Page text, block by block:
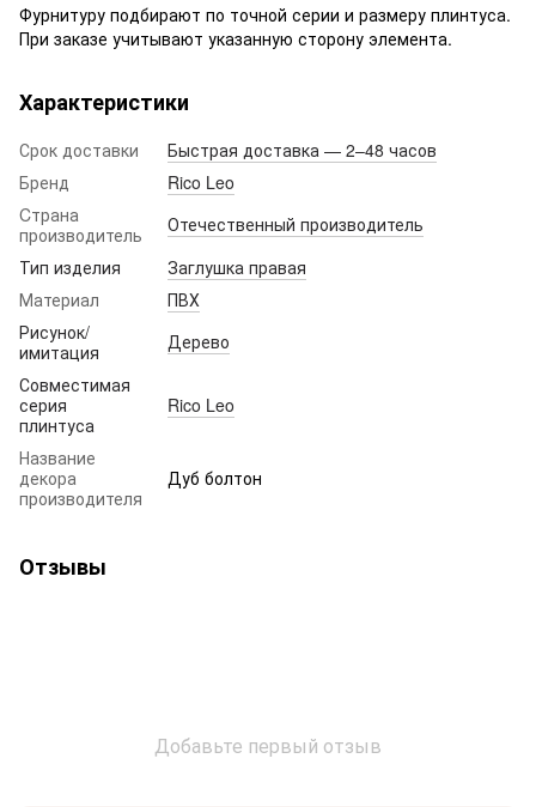
Фурнитуру подбирают по точной серии и размеру плинтуса.
При заказе учитывают указанную сторону элемента.
Характеристики
Срок доставки
Быстрая доставка — 2–48 часов
Бренд
Rico Leo
Cтрана
производитель
Отечественный производитель
Тип изделия
Заглушка правая
Материал
ПВХ
Рисунок/
имитация
Дерево
Совместимая
серия
плинтуса
Rico Leo
Название
декора
производителя
Дуб болтон
Отзывы
Добавьте первый отзыв